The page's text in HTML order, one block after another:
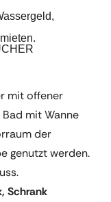
mit offener
Bad mit Wanne
der
genutzt werden.
Schrank